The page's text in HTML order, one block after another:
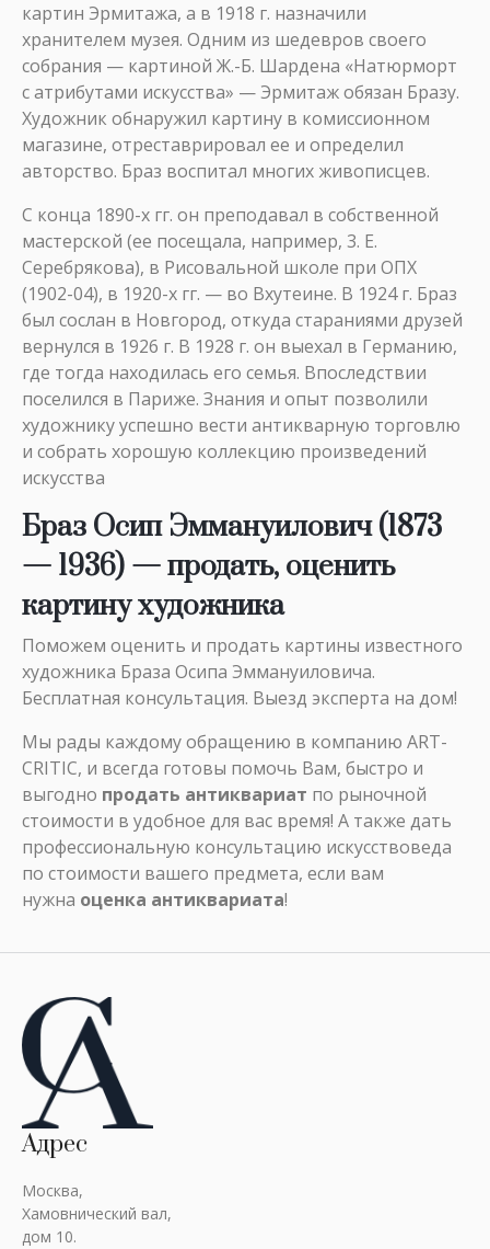
картин Эрмитажа, а в 1918 г. назначили
хранителем музея. Одним из шедевров своего
собрания — картиной Ж.-Б. Шардена «Натюрморт
с атрибутами искусства» — Эрмитаж обязан Бразу.
Художник обнаружил картину в комиссионном
магазине, отреставрировал ее и определил
авторство. Браз воспитал многих живописцев.
С конца 1890-х гг. он преподавал в собственной
мастерской (ее посещала, например, 3. Е.
Серебрякова), в Рисовальной школе при ОПХ
(1902-04), в 1920-х гг. — во Вхутеине. В 1924 г. Браз
был сослан в Новгород, откуда стараниями друзей
вернулся в 1926 г. В 1928 г. он выехал в Германию,
где тогда находилась его семья. Впоследствии
поселился в Париже. Знания и опыт позволили
художнику успешно вести антикварную торговлю
и собрать хорошую коллекцию произведений
искусства
Браз Осип Эммануилович (1873
— 1936) — продать, оценить
картину художника
Поможем оценить и продать картины известного
художника Браза Осипа Эммануиловича.
Бесплатная консультация. Выезд эксперта на дом!
Мы рады каждому обращению в компанию ART-
CRITIC, и всегда готовы помочь Вам, быстро и
выгодно продать антиквариат по рыночной
стоимости в удобное для вас время! А также дать
профессиональную консультацию искусствоведа
по стоимости вашего предмета, если вам
нужна оценка антиквариата!
Адрес
Москва,
Хамовнический вал,
дом 10.